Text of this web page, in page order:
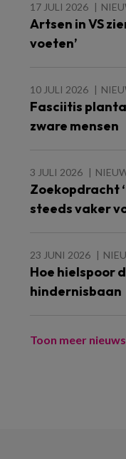
17 JULI 2026
Artsen in VS
voeten’
10 JULI 2026
Fasciitis
zware mensen
3 JULI 2026
Zoekopdracht
steeds vaker
23 JUNI 2026
Hoe hielspoor
hindernisbaan
Toon meer nieuws